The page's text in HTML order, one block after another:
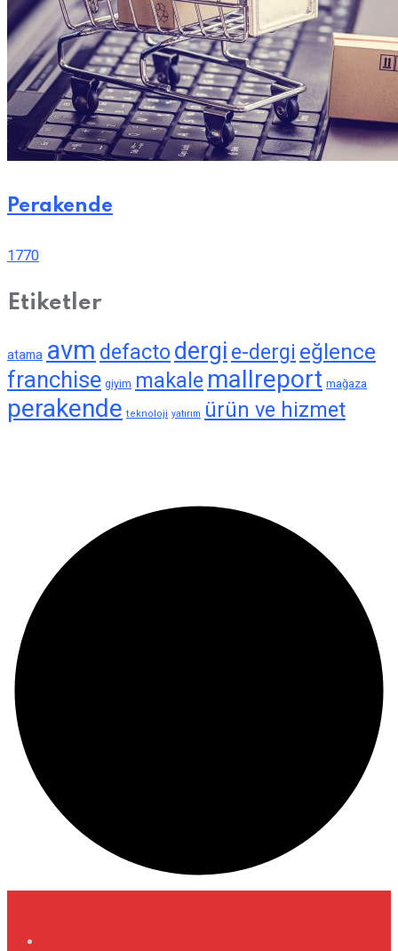
Perakende
1770
Etiketler
atama avm defacto dergi e-dergi eğlence
franchise giyim makale mallreport mağaza
perakende teknoloji yatırım ürün ve hizmet